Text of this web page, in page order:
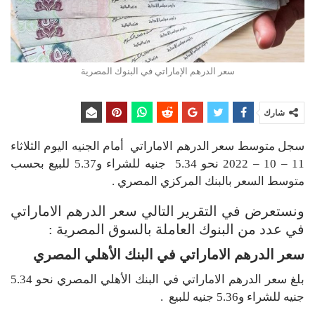
سعر الدرهم الإماراتي في البنوك المصرية
شارك
سجل متوسط سعر الدرهم الاماراتي أمام الجنيه اليوم الثلاثاء
11 – 10 – 2022 نحو 5.34 جنيه للشراء و5.37 للبيع بحسب
متوسط السعر بالبنك المركزي المصري .
ونستعرض في التقرير التالي سعر الدرهم الاماراتي
في عدد من البنوك العاملة بالسوق المصرية :
سعر الدرهم الاماراتي في البنك الأهلي المصري
بلغ سعر الدرهم الاماراتي في البنك الأهلي المصري نحو 5.34
جنيه للشراء و5.36 جنيه للبيع .